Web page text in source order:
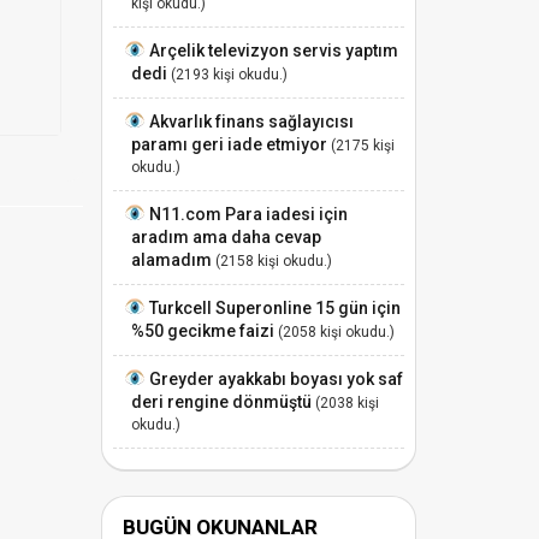
kişi okudu.)
Arçelik televizyon servis yaptım
dedi (2193 kişi okudu.)
Akvarlık finans sağlayıcısı
paramı geri iade etmiyor (2175 kişi
okudu.)
N11.com Para iadesi için
aradım ama daha cevap
alamadım (2158 kişi okudu.)
Turkcell Superonline 15 gün için
%50 gecikme faizi (2058 kişi okudu.)
Greyder ayakkabı boyası yok saf
deri rengine dönmüştü (2038 kişi
okudu.)
BUGÜN OKUNANLAR